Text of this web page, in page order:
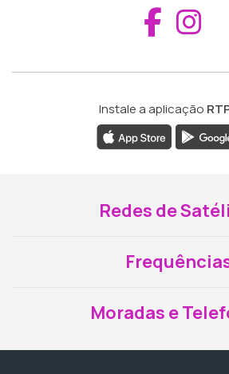
Instale a aplicação
Redes de
Moradas e